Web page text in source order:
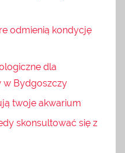
odmienią kondycję
dla
w Bydgoszczy
twoje akwarium
skonsultować się z